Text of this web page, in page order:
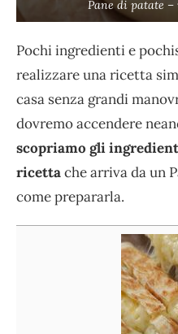
Pane di patate
Pochi ingredienti e
realizzare una ricetta
casa senza grandi
dovremo accendere
scopriamo gli
ricettache arriva da un
come prepararla.